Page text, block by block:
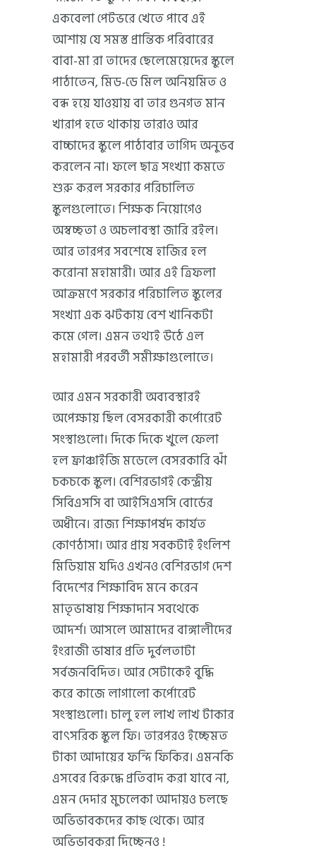
একবেলা পেটভরে খেতে পাবে এই
আশায় যে সমস্ত প্রান্তিক পরিবারের
বাবা-মা রা তাদের ছেলেমেয়েদের স্কুলে
পাঠাতেন, মিড-ডে মিল অনিয়মিত ও
বন্ধ হয়ে যাওয়ায় বা তার গুনগত মান
খারাপ হতে থাকায় তারাও আর
বাচ্চাদের স্কুলে পাঠাবার তাগিদ অনুভব
করলেন না। ফলে ছাত্র সংখ্যা কমতে
শুরু করল সরকার পরিচালিত
স্কুলগুলোতে। শিক্ষক নিয়োগেও
অস্বচ্ছতা ও অচলাবস্থা জারি রইল।
আর তারপর সবশেষে হাজির হল
করোনা মহামারী। আর এই ত্রিফলা
আক্রমণে সরকার পরিচালিত স্কুলের
সংখ্যা এক ঝটকায় বেশ খানিকটা
কমে গেল। এমন তথ্যই উঠে এল
মহামারী পরবর্তী সমীক্ষাগুলোতে।
আর এমন সরকারী অব্যবস্থারই
অপেক্ষায় ছিল বেসরকারী কর্পোরেট
সংস্থাগুলো। দিকে দিকে খুলে ফেলা
হল ফ্রাঞ্চাইজি মডেলে বেসরকারি ঝাঁ
চকচকে স্কুল। বেশিরভাগই কেন্দ্রীয়
সিবিএসসি বা আইসিএসসি বোর্ডের
অধীনে। রাজ্য শিক্ষাপর্ষদ কার্যত
কোণঠাসা। আর প্রায় সবকটাই ইংলিশ
মিডিয়াম যদিও এখনও বেশিরভাগ দেশ
বিদেশের শিক্ষাবিদ মনে করেন
মাতৃভাষায় শিক্ষাদান সবথেকে
আদর্শ। আসলে আমাদের বাঙ্গালীদের
ইংরাজী ভাষার প্রতি দুর্বলতাটা
সর্বজনবিদিত। আর সেটাকেই বুদ্ধি
করে কাজে লাগালো কর্পোরেট
সংস্থাগুলো। চালু হল লাখ লাখ টাকার
বাৎসরিক স্কুল ফি। তারপরও ইচ্ছেমত
টাকা আদায়ের ফন্দি ফিকির। এমনকি
এসবের বিরুদ্ধে প্রতিবাদ করা যাবে না,
এমন দেদার মুচলেকা আদায়ও চলছে
অভিভাবকদের কাছ থেকে। আর
অভিভাবকরা দিচ্ছেনও !